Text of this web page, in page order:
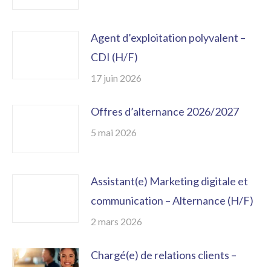
Agent d’exploitation polyvalent –
CDI (H/F)
17 juin 2026
Offres d’alternance 2026/2027
5 mai 2026
Assistant(e) Marketing digitale et
communication – Alternance (H/F)
2 mars 2026
Chargé(e) de relations clients –